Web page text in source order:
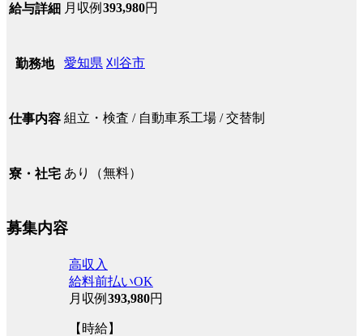
給与詳細 月収例 393,980円
勤務地 愛知県 刈谷市
仕事内容 組立・検査 / 自動車系工場 / 交替制
寮・社宅 あり（無料）
募集内容
高収入
給料前払いOK
月収例 393,980円
【時給】